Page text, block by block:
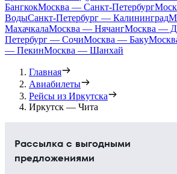
БангкокМосква — Санкт-Петербург
ВодыСанкт-Петербург — Калининград
МахачкалаМосква — НячангМосква —
Петербург — СочиМосква — Баку
— ПекинМосква — Шанхай
Главная
Авиабилеты
Рейсы из Иркутска
Иркутск — Чита
Рассылка с выгодными
предложениями